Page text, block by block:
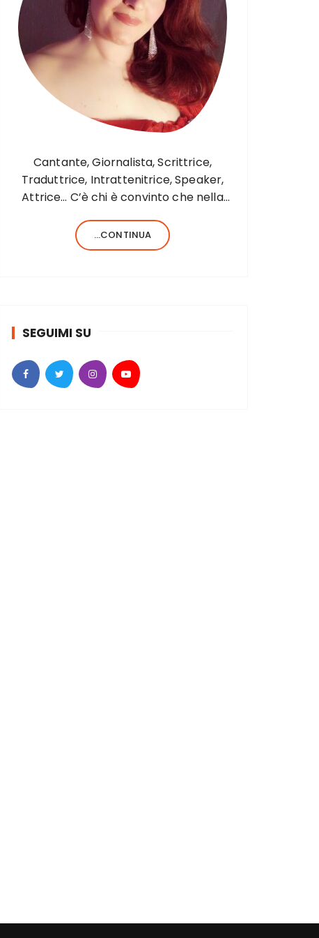
Cantante, Giornalista, Scrittrice,
Traduttrice, Intrattenitrice, Speaker,
Attrice… C’è chi è convinto che nella
cosa e bene, c’è chi, invece, forse
anche perché aiutato da una fortunata
...CONTINUA
SEGUIMI SU